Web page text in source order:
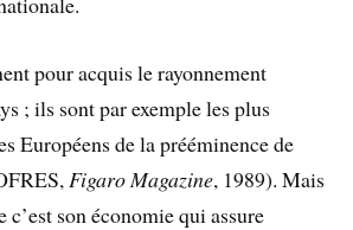
pour acquis le rayonnement
; ils sont par exemple les plus
Européens de la prééminence de
Figaro Magazine, 1989). Mais
c’est son économie qui assure